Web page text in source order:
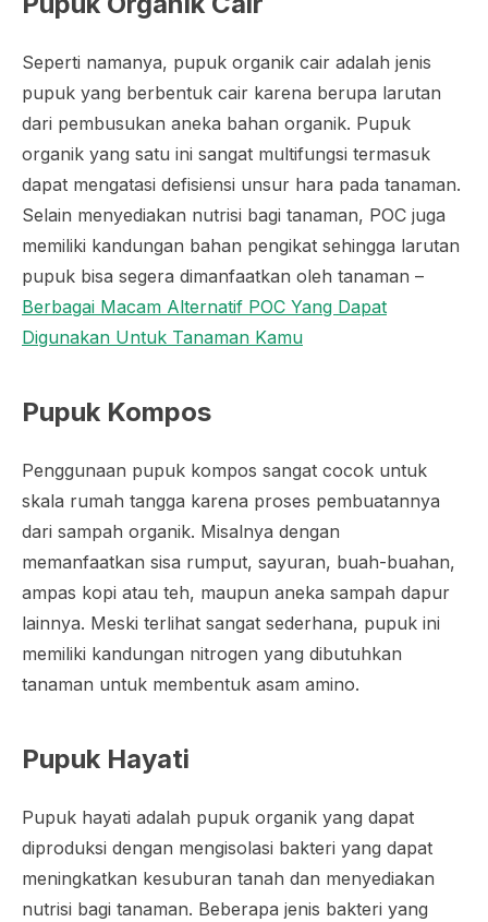
Seperti namanya, pupuk organik cair adalah jenis
pupuk yang berbentuk cair karena berupa larutan
dari pembusukan aneka bahan organik. Pupuk
organik yang satu ini sangat multifungsi termasuk
dapat mengatasi defisiensi unsur hara pada tanaman.
Selain menyediakan nutrisi bagi tanaman, POC juga
memiliki kandungan bahan pengikat sehingga larutan
pupuk bisa segera dimanfaatkan oleh tanaman –
Berbagai Macam Alternatif POC Yang Dapat
Digunakan Untuk Tanaman Kamu
Pupuk Kompos
Penggunaan pupuk kompos sangat cocok untuk
skala rumah tangga karena proses pembuatannya
dari sampah organik. Misalnya dengan
memanfaatkan sisa rumput, sayuran, buah-buahan,
ampas kopi atau teh, maupun aneka sampah dapur
lainnya. Meski terlihat sangat sederhana, pupuk ini
memiliki kandungan nitrogen yang dibutuhkan
tanaman untuk membentuk asam amino.
Pupuk Hayati
Pupuk hayati adalah pupuk organik yang dapat
diproduksi dengan mengisolasi bakteri yang dapat
meningkatkan kesuburan tanah dan menyediakan
nutrisi bagi tanaman. Beberapa jenis bakteri yang